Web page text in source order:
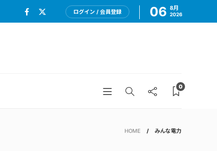
ログイン / 会員登録 06 8月
2026
0
HOME みんな電力